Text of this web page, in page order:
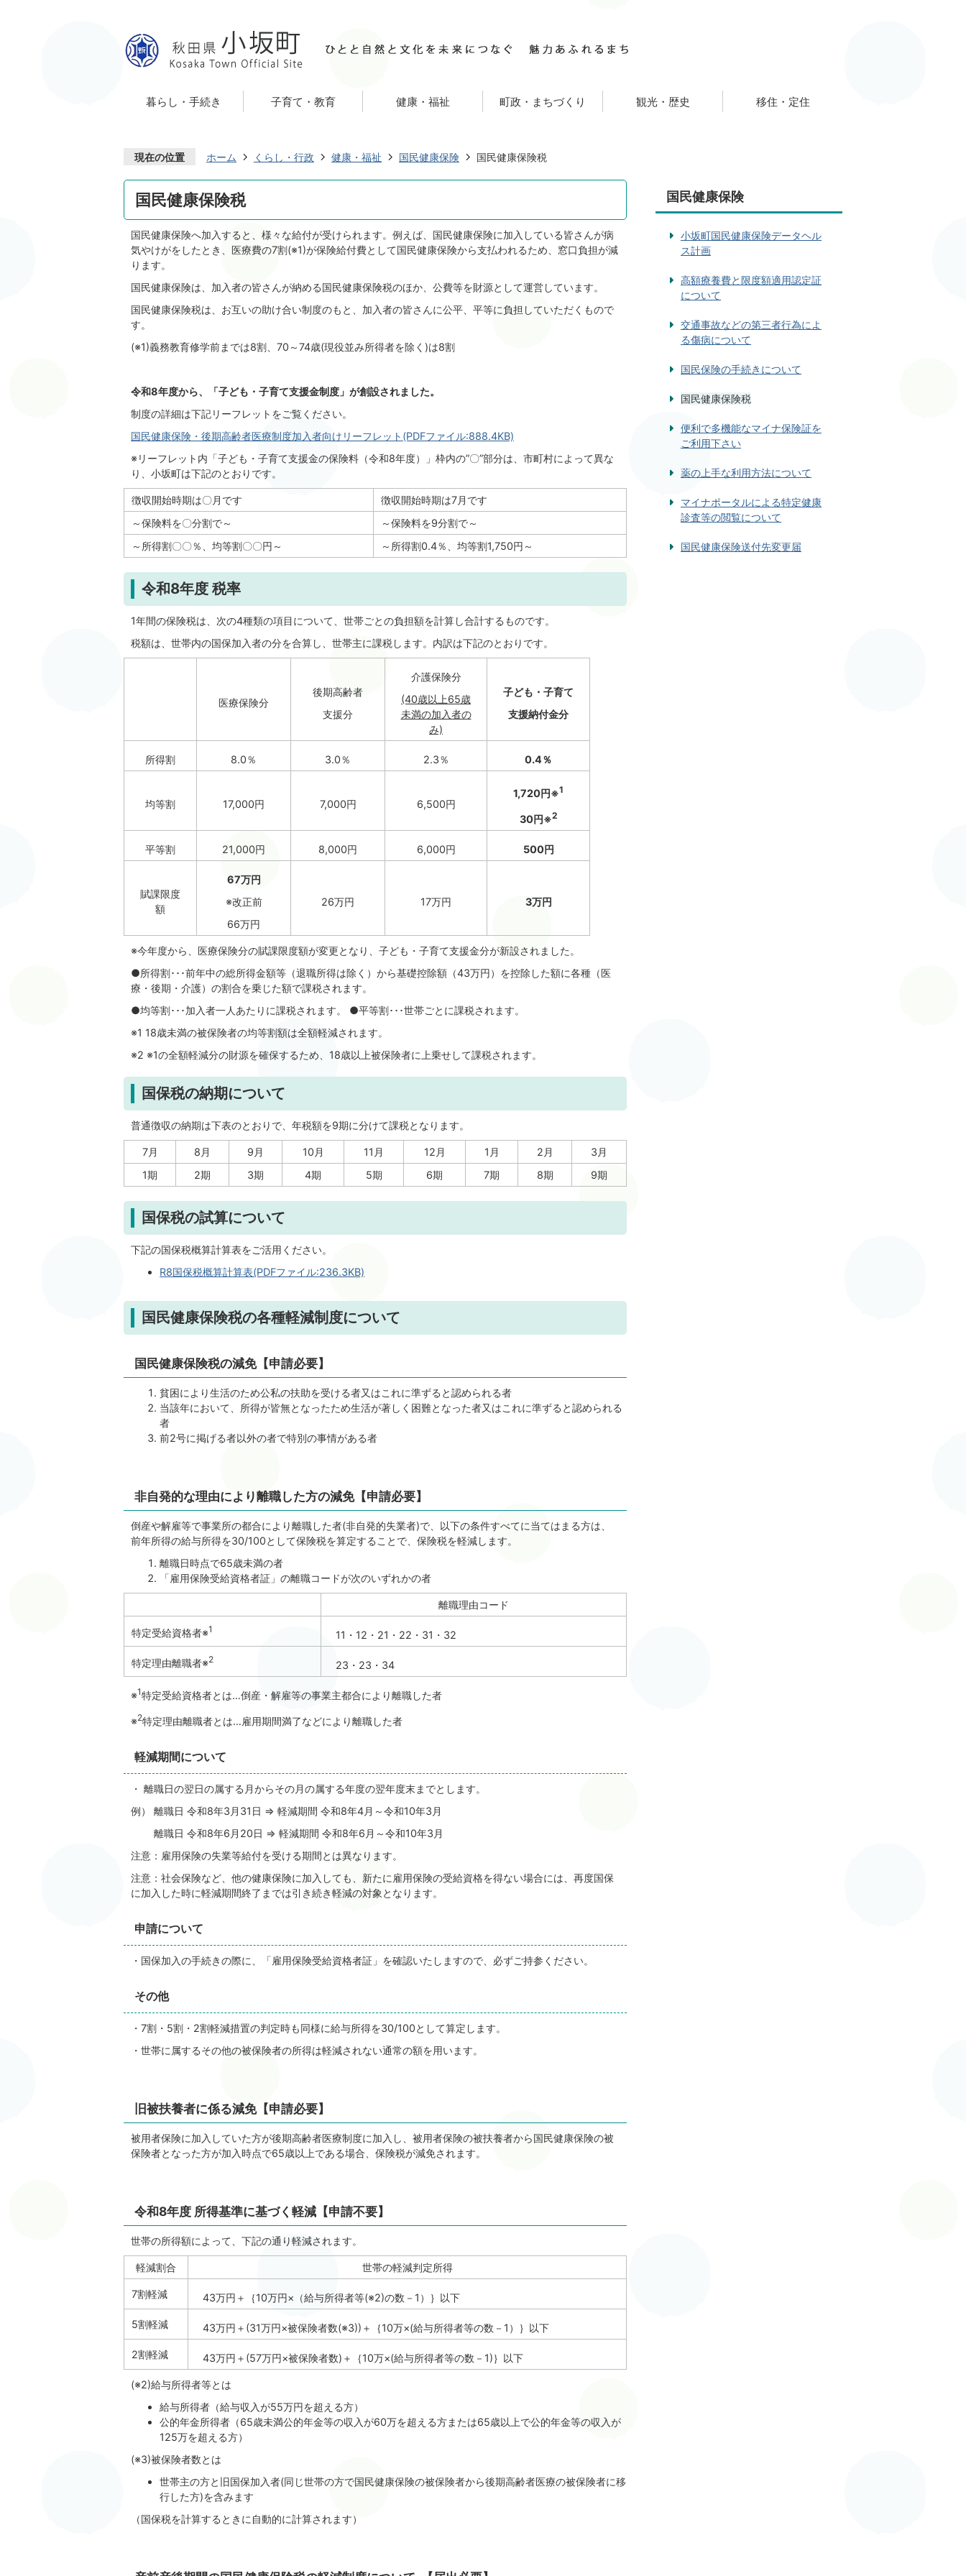
暮らし・手続き 子育て・教育 健康・福祉 町政・まちづくり 観光・歴史 移住・定住
現在の位置 ホーム くらし・行政 健康・福祉 国民健康保険 国民健康保険税
国民健康保険税
国民健康保険へ加入すると、様々な給付が受けられます。例えば、国民健康保険に加入している皆さんが病
気やけがをしたとき、医療費の7割(※1)が保険給付費として国民健康保険から支払われるため、窓口負担が減
ります。
国民健康保険は、加入者の皆さんが納める国民健康保険税のほか、公費等を財源として運営しています。
国民健康保険税は、お互いの助け合い制度のもと、加入者の皆さんに公平、平等に負担していただくもので
す。
(※1)義務教育修学前までは8割、70～74歳(現役並み所得者を除く)は8割
令和8年度から、「子ども・子育て支援金制度」が創設されました。
制度の詳細は下記リーフレットをご覧ください。
国民健康保険・後期高齢者医療制度加入者向けリーフレット(PDFファイル:888.4KB)
※リーフレット内「子ども・子育て支援金の保険料（令和8年度）」枠内の”〇”部分は、市町村によって異な
り、小坂町は下記のとおりです。
徴収開始時期は〇月です
徴収開始時期は7月です
～保険料を〇分割で～
～保険料を9分割で～
～所得割〇〇％、均等割〇〇円～
～所得割0.4％、均等割1,750円～
令和8年度 税率
1年間の保険税は、次の4種類の項目について、世帯ごとの負担額を計算し合計するものです。
税額は、世帯内の国保加入者の分を合算し、世帯主に課税します。内訳は下記のとおりです。
医療保険分
後期高齢者
支援分
介護保険分
(40歳以上65歳
未満の加入者の
み)
子ども・子育て
支援納付金分
所得割 8.0％ 3.0％ 2.3％ 0.4％
均等割 17,000円 7,000円 6,500円
1,720円※1
30円※2
平等割 21,000円 8,000円 6,000円 500円
賦課限度
額
67万円
※改正前
66万円
26万円 17万円 3万円
※今年度から、医療保険分の賦課限度額が変更となり、子ども・子育て支援金分が新設されました。
●所得割･･･前年中の総所得金額等（退職所得は除く）から基礎控除額（43万円）を控除した額に各種（医
療・後期・介護）の割合を乗じた額で課税されます。
●均等割･･･加入者一人あたりに課税されます。 ●平等割･･･世帯ごとに課税されます。
※1 18歳未満の被保険者の均等割額は全額軽減されます。
※2 ※1の全額軽減分の財源を確保するため、18歳以上被保険者に上乗せして課税されます。
国保税の納期について
普通徴収の納期は下表のとおりで、年税額を9期に分けて課税となります。
7月 8月 9月 10月 11月 12月 1月 2月
3月
1期
2期 3期 4期 5期 6期 7期 8期 9期
国保税の試算について
下記の国保税概算計算表をご活用ください。
R8国保税概算計算表(PDFファイル:236.3KB)
国民健康保険税の各種軽減制度について
国民健康保険税の減免【申請必要】
貧困により生活のため公私の扶助を受ける者又はこれに準ずると認められる者
当該年において、所得が皆無となったため生活が著しく困難となった者又はこれに準ずると認められる
者
前2号に掲げる者以外の者で特別の事情がある者
非自発的な理由により離職した方の減免【申請必要】
倒産や解雇等で事業所の都合により離職した者(非自発的失業者)で、以下の条件すべてに当てはまる方は、
前年所得の給与所得を30/100として保険税を算定することで、保険税を軽減します。
離職日時点で65歳未満の者
「雇用保険受給資格者証」の離職コードが次のいずれかの者
離職理由コード
特定受給資格者※1 11・12・21・22・31・32
特定理由離職者※2 23・23・34
※1特定受給資格者とは…倒産・解雇等の事業主都合により離職した者
※2特定理由離職者とは…雇用期間満了などにより離職した者
軽減期間について
・ 離職日の翌日の属する月からその月の属する年度の翌年度末までとします。
例） 離職日 令和8年3月31日 ⇒ 軽減期間 令和8年4月～令和10年3月
離職日 令和8年6月20日 ⇒ 軽減期間 令和8年6月～令和10年3月
注意：雇用保険の失業等給付を受ける期間とは異なります。
注意：社会保険など、他の健康保険に加入しても、新たに雇用保険の受給資格を得ない場合には、再度国保
に加入した時に軽減期間終了までは引き続き軽減の対象となります。
申請について
・国保加入の手続きの際に、「雇用保険受給資格者証」を確認いたしますので、必ずご持参ください。
その他
・7割・5割・2割軽減措置の判定時も同様に給与所得を30/100として算定します。
・世帯に属するその他の被保険者の所得は軽減されない通常の額を用います。
旧被扶養者に係る減免【申請必要】
被用者保険に加入していた方が後期高齢者医療制度に加入し、被用者保険の被扶養者から国民健康保険の被
保険者となった方が加入時点で65歳以上である場合、保険税が減免されます。
令和8年度 所得基準に基づく軽減【申請不要】
世帯の所得額によって、下記の通り軽減されます。
軽減割合 世帯の軽減判定所得
7割軽減 43万円＋｛10万円×（給与所得者等(※2)の数－1）｝以下
5割軽減 43万円＋(31万円×被保険者数(※3))＋｛10万×(給与所得者等の数－1）｝以下
2割軽減 43万円＋(57万円×被保険者数)＋｛10万×(給与所得者等の数－1)｝以下
(※2)給与所得者等とは
給与所得者（給与収入が55万円を超える方）
公的年金所得者（65歳未満公的年金等の収入が60万を超える方または65歳以上で公的年金等の収入が
125万を超える方）
(※3)被保険者数とは
世帯主の方と旧国保加入者(同じ世帯の方で国民健康保険の被保険者から後期高齢者医療の被保険者に移
行した方)を含みます
（国保税を計算するときに自動的に計算されます）
国民健康保険
小坂町国民健康保険データヘル
ス計画
高額療養費と限度額適用認定証
について
交通事故などの第三者行為によ
る傷病について
国民保険の手続きについて
国民健康保険税
便利で多機能なマイナ保険証を
ご利用下さい
薬の上手な利用方法について
マイナポータルによる特定健康
診査等の閲覧について
国民健康保険送付先変更届